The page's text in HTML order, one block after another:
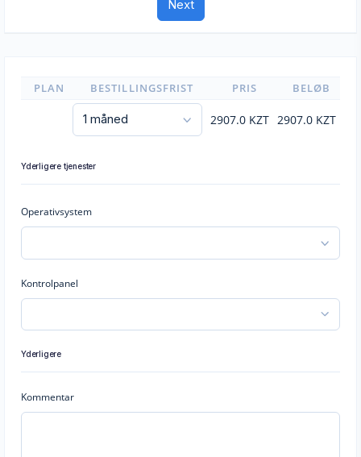
PLAN BESTILLINGSFRIST PRIS BELØB
2907.0 KZT 2907.0 KZT
Yderligere tjenester
Operativsystem
Kontrolpanel
Yderligere
Kommentar